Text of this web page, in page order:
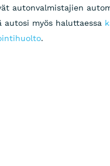
autonvalmistajien
autosi myös haluttaessa
.